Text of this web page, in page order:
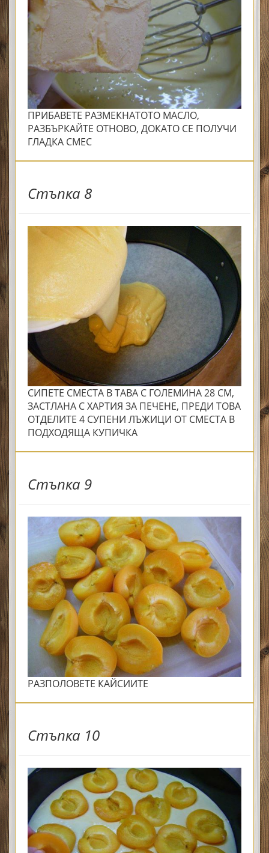
ПРИБАВЕТЕ РАЗМЕКНАТОТО МАСЛО,
РАЗБЪРКАЙТЕ ОТНОВО, ДОКАТО СЕ ПОЛУЧИ
ГЛАДКА СМЕС
Стъпка 8
СИПЕТЕ СМЕСТА В ТАВА С ГОЛЕМИНА 28 СМ,
ЗАСТЛАНА С ХАРТИЯ ЗА ПЕЧЕНЕ, ПРЕДИ ТОВА
ОТДЕЛИТЕ 4 СУПЕНИ ЛЪЖИЦИ ОТ СМЕСТА В
ПОДХОДЯЩА КУПИЧКА
Стъпка 9
РАЗПОЛОВЕТЕ КАЙСИИТЕ
Стъпка 10